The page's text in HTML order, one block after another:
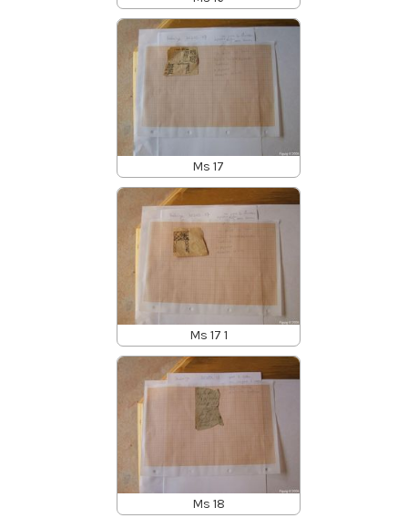
Ms 17
Ms 17 1
Ms 18